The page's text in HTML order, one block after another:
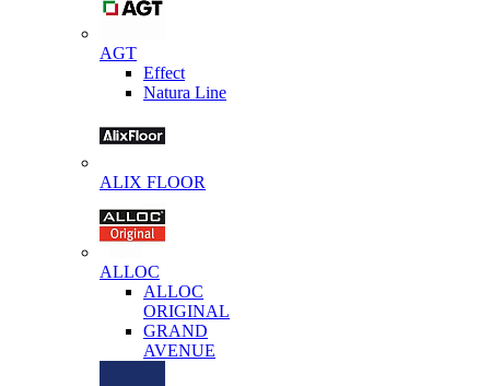
AGT
Effect
Natura Line
ALIX FLOOR
ALLOC
ALLOC
ORIGINAL
GRAND
AVENUE